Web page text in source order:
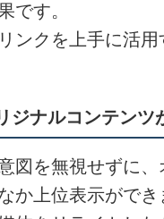
です。
ンクを上手に活用
ジナルコンテンツ
図を無視せずに、
か上位表示ができ